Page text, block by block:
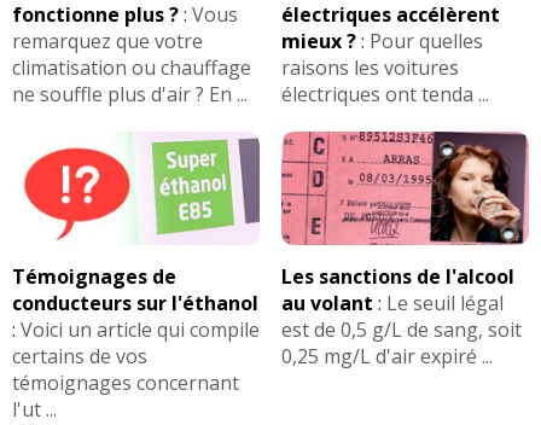
fonctionne plus ?: Vous
remarquez que votre
climatisation ou chauffage
ne souffle plus d'air ? En ...
électriques accélèrent
mieux ?: Pour quelles
raisons les voitures
électriques ont tenda ...
Témoignages de
conducteurs sur l'éthanol
: Voici un article qui compile
certains de vos
témoignages concernant
l'ut ...
Les sanctions de l'alcool
au volant : Le seuil légal
est de 0,5 g/L de sang, soit
0,25 mg/L d'air expiré ...